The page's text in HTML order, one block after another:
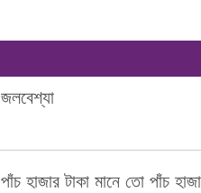
জলবেশ্যা
পাঁচ হাজার টাকা মানে তো পাঁচ